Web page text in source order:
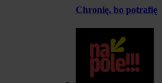
Chronię, bo potrafię